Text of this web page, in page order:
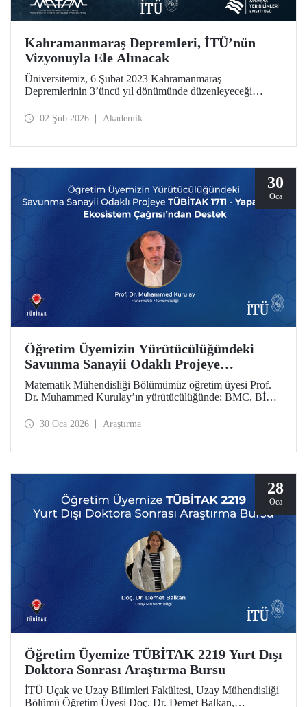
Kahramanmaraş Depremleri, İTÜ’nün
Vizyonuyla Ele Alınacak
Üniversitemiz, 6 Şubat 2023 Kahramanmaraş
Depremlerinin 3’üncü yıl dönümünde düzenleyeceği
Yer Bilimleri Enstitüsünde 6 Şubat günü kamuoyuyla
afet tehlikelerine uzanan geniş bir yelpazede ele alınacak.
02 Şub 2026 Akademik
30
Oca
Öğretim Üyemizin Yürütücülüğündeki
Savunma Sanayii Odaklı Projeye
TÜBİTAK 1711 - Yapay Zekâ Ekosistem
Çağrısı’ndan Destek
Matematik Mühendisliği Bölümümüz öğretim üyesi Prof.
Dr. Muhammed Kurulay’ın yürütücülüğünde; BMC, BİAS
tarafından hazırlanan proje, TÜBİTAK 1711 - Yapay Zekâ
30 Oca 2026 Araştırma
28
Oca
Öğretim Üyemize TÜBİTAK 2219 Yurt Dışı
Doktora Sonrası Araştırma Bursu
İTÜ Uçak ve Uzay Bilimleri Fakültesi, Uzay Mühendisliği
Bölümü Öğretim Üyesi Doç. Dr. Demet Balkan,